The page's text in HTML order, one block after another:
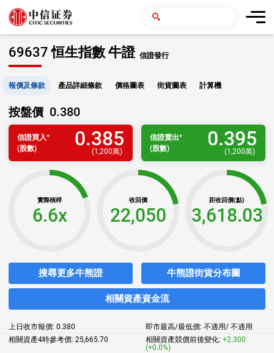
69637 恒生指數 牛證 信證發行
報價及條款 產品詳細條款 價格圖表 街貨圖表 計算機
按盤價 0.380
信證買入*
(股數)
0.385
(1,200萬)
信證賣出*
(股數)
0.395
(1,200萬)
實際槓桿
6.6x
收回價
22,050
距收回價(點)
3,618.03
搜尋更多牛熊證 牛熊證街貨分布圖
相關資產資金流
上日收市報價: 0.380 即市最高/最低價: 不適用/ 不適用
相關資產4時參考價: 25,665.70 相關資產競價前後變化: +2.300
(+0.0%)